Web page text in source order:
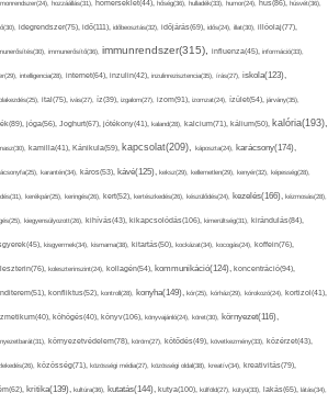
hozzáállás(31), hőmérséklet(44), hőség(36), hulladék(33), humor(24), hús(86), húsvét(36),
idegrendszer(75), idő(111), időbeosztás(32), időjárás(69), idős(24), illat(30), illóolaj(77),
immunerősítő(36), immunrendszer(315), influenza(45), információ(33),
intelligencia(28), internet(64), inzulin(42), inzulinrezisztencia(35), írás(27), iskola(123),
ital(75), ivás(27), íz(39), izgalom(27), izom(91), izomzat(24), ízület(54), járvány(35),
jóga(56), Joghurt(67), jótékony(41), kaland(28), kalcium(71), kálium(50), kalória(193),
kamilla(41), Kánikula(59), kapcsolat(209), káposzta(24), karácsony(174),
karantén(34), káros(53), kávé(125), keksz(29), kellemetlen(29), kenyér(32), képesség(28),
kerékpár(25), keringés(26), kert(52), kertészkedés(26), készülődés(24), kezelés(166), kézmosás(28),
kiegyensúlyozott(26), kihívás(43), kikapcsolódás(106), kimerültség(31), kirándulás(84),
kisgyermek(34), kismama(38), kitartás(50), kockázat(34), kocogás(24), koffein(76),
koleszterinszint(24), kollagén(54), kommunikáció(124), koncentráció(94),
konfliktus(52), kontroll(28), konyha(149), kór(25), kórház(29), kórokozó(24), kortizol(41),
köhögés(40), könyv(106), könyvajánló(24), köret(30), környezet(116),
környezetvédelem(78), köröm(27), kötődés(49), következmény(33), közérzet(43),
közösség(71), közösségi média(27), közösségi oldal(38), kreatív(34), kreativitás(79),
kritika(139), kultúra(36), kutatás(144), kutya(100), külföld(27), kütyü(33), lakás(65), látás(34),